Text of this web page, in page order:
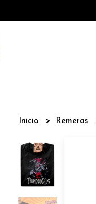
Inicio Remeras